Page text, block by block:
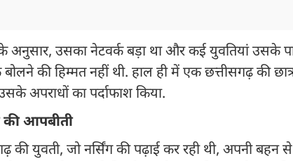
अनुसार, उसका नेटवर्क बड़ा था और कई युवतियां उसके
की हिम्मत नहीं थी. हाल ही में एक छत्तीसगढ़ की
अपराधों का पर्दाफाश किया.
की आपबीती
की युवती, जो नर्सिंग की पढ़ाई कर रही थी, अपनी